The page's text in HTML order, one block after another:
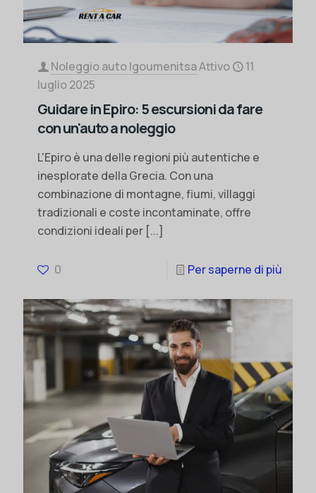
Noleggio auto IgoumenitsaAttivo
11
luglio 2025
Guidare in Epiro: 5 escursioni da fare
con un'auto a noleggio
L'Epiro è una delle regioni più autentiche e
inesplorate della Grecia. Con una
combinazione di montagne, fiumi, villaggi
tradizionali e coste incontaminate, offre
condizioni ideali per [...]
0 Per saperne di più